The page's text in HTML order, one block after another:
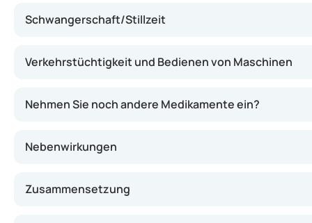
Schwangerschaft/Stillzeit
Verkehrstüchtigkeit und Bedienen von Maschinen
Nehmen Sie noch andere Medikamente ein?
Nebenwirkungen
Zusammensetzung